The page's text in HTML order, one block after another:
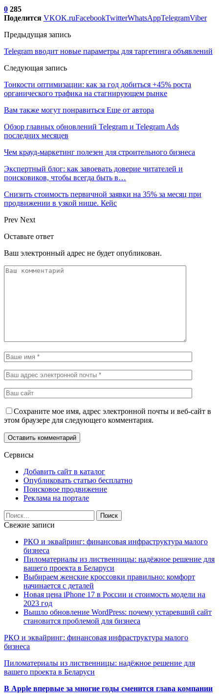
0 285
Поделится VKOK.ruFacebookTwitterWhatsAppTelegramViber
Предыдущая запись
Telegram вводит новые параметры для таргетинга объявлений
Следующая запись
Тонкости оптимизации: как за год добиться +45% роста
органического трафика на стагнирующем рынке
Вам также могут понравиться Еще от автора
Обзор главных обновлений Telegram и Telegram Ads
последних месяцев
Чем крауд-маркетинг полезен для строительного бизнеса
Экспертный блог: как завоевать доверие читателей и
поисковиков, чтобы всегда быть в…
Снизить стоимость первичной заявки на 35% за месяц при
продвижении в узкой нише. Кейс
Prev Next
Оставьте ответ
Ваш электронный адрес не будет опубликован.
Сохраните мое имя, адрес электронной почты и веб-сайт в
этом браузере для следующего комментария.
Сервисы
Добавить сайт в каталог
Опубликовать статью бесплатно
Поисковое продвижение
Реклама на портале
Свежие записи
РКО и эквайринг: финансовая инфраструктура малого
бизнеса
Пиломатериалы из лиственницы: надёжное решение для
вашего проекта в Беларуси
Выбираем женские кроссовки правильно: комфорт
начинается с деталей
Новая цена iPhone 17 в России и стоимость модели на
2023 год
Вышло обновление WordPress: почему устаревший сайт
становится проблемой для бизнеса
РКО и эквайринг: финансовая инфраструктура малого
бизнеса
Пиломатериалы из лиственницы: надёжное решение для
вашего проекта в Беларуси
В Apple впервые за многие годы сменится глава компании